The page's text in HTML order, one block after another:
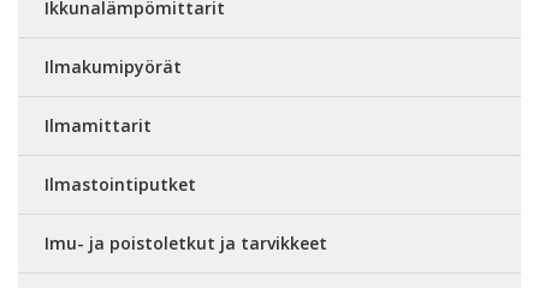
Ikkunalämpömittarit
Ilmakumipyörät
Ilmamittarit
Ilmastointiputket
Imu- ja poistoletkut ja tarvikkeet